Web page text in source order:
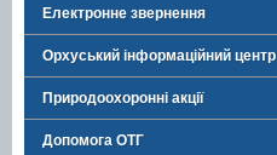
Електронне звернення
Орхуський інформаційний центр
Природоохоронні акції
Допомога ОТГ